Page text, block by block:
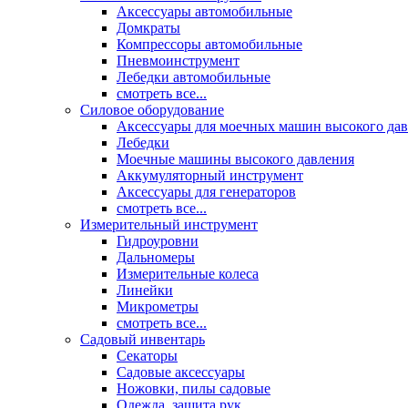
Аксессуары автомобильные
Домкраты
Компрессоры автомобильные
Пневмоинструмент
Лебедки автомобильные
смотреть все...
Силовое оборудование
Аксессуары для моечных машин высокого
Лебедки
Моечные машины высокого давления
Аккумуляторный инструмент
Аксессуары для генераторов
смотреть все...
Измерительный инструмент
Гидроуровни
Дальномеры
Измерительные колеса
Линейки
Микрометры
смотреть все...
Садовый инвентарь
Секаторы
Садовые аксессуары
Ножовки, пилы садовые
Одежда, защита рук